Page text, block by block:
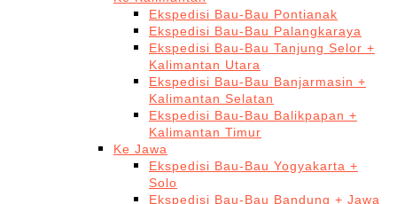
Ekspedisi Bau-Bau Pontianak
Ekspedisi Bau-Bau Palangkaraya
Ekspedisi Bau-Bau Tanjung Selor +
Kalimantan Utara
Ekspedisi Bau-Bau Banjarmasin +
Kalimantan Selatan
Ekspedisi Bau-Bau Balikpapan +
Kalimantan Timur
Ke Jawa
Ekspedisi Bau-Bau Yogyakarta +
Solo
Ekspedisi Bau-Bau Bandung + Jawa